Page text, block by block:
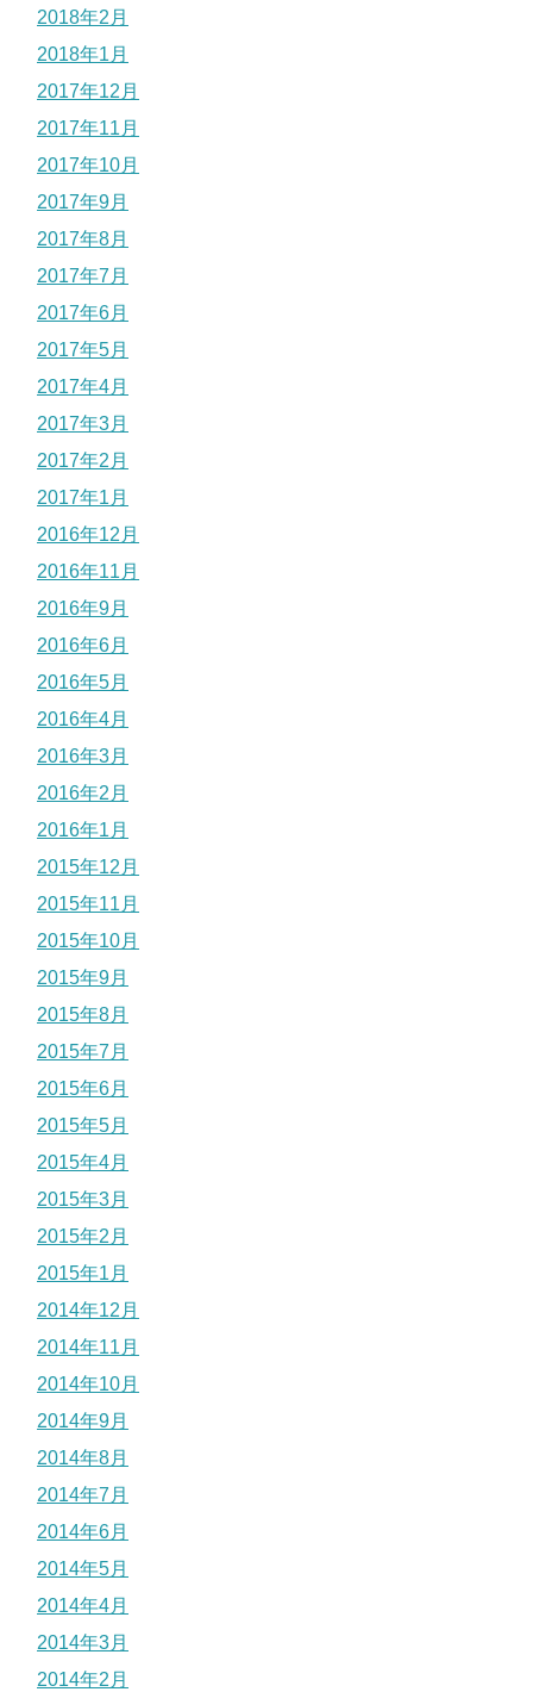
2018年2月
2018年1月
2017年12月
2017年11月
2017年10月
2017年9月
2017年8月
2017年7月
2017年6月
2017年5月
2017年4月
2017年3月
2017年2月
2017年1月
2016年12月
2016年11月
2016年9月
2016年6月
2016年5月
2016年4月
2016年3月
2016年2月
2016年1月
2015年12月
2015年11月
2015年10月
2015年9月
2015年8月
2015年7月
2015年6月
2015年5月
2015年4月
2015年3月
2015年2月
2015年1月
2014年12月
2014年11月
2014年10月
2014年9月
2014年8月
2014年7月
2014年6月
2014年5月
2014年4月
2014年3月
2014年2月